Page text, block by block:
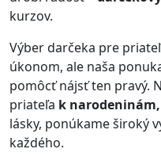
kurzov.
Výber darčeka pre
úkonom, ale naša
pomôcť nájsť ten pravý.
priateľa k
lásky, ponúkame široký
každého.